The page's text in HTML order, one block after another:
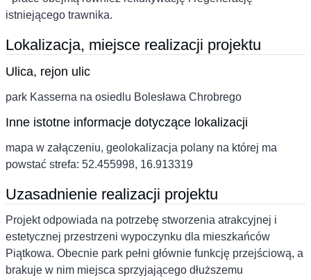
istniejącego trawnika.
Lokalizacja, miejsce realizacji projektu
Ulica, rejon ulic
park Kasserna na osiedlu Bolesława Chrobrego
Inne istotne informacje dotyczące lokalizacji
mapa w załączeniu, geolokalizacja polany na której ma
powstać strefa: 52.455998, 16.913319
Uzasadnienie realizacji projektu
Projekt odpowiada na potrzebę stworzenia atrakcyjnej i
estetycznej przestrzeni wypoczynku dla mieszkańców
Piątkowa. Obecnie park pełni głównie funkcję przejściową, a
brakuje w nim miejsca sprzyjającego dłuższemu